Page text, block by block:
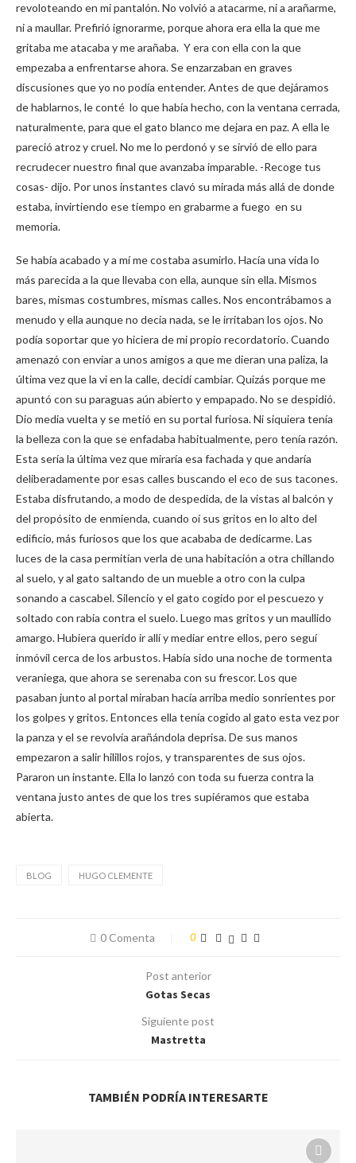
revoloteando en mi pantalón. No volvió a atacarme, ni a arañarme,
ni a maullar. Prefirió ignorarme, porque ahora era ella la que me
gritaba me atacaba y me arañaba. Yera con ella con la que
empezaba a enfrentarse ahora. Se enzarzaban en graves
discusiones que yo no podía entender. Antes de que dejáramos
de hablarnos, le conté lo que había hecho, con la ventana cerrada,
naturalmente, para que el gato blanco me dejara en paz. A ella le
pareció atroz y cruel. No me lo perdonó y se sirvió de ello para
recrudecer nuestro final que avanzaba imparable. -Recoge tus
cosas- dijo. Por unos instantes clavó su mirada más allá de donde
estaba, invirtiendo ese tiempo en grabarme a fuego en su
memoria.
Se había acabado y a mí me costaba asumirlo. Hacía una vida lo
más parecida a la que llevaba con ella, aunque sin ella. Mismos
bares, mismas costumbres, mismas calles. Nos encontrábamos a
menudo y ella aunque no decía nada, se le irritaban los ojos. No
podía soportar que yo hiciera de mi propio recordatorio. Cuando
amenazó con enviar a unos amigos a que me dieran una paliza, la
última vez que la vi en la calle, decidí cambiar. Quizás porque me
apuntó con su paraguas aún abierto y empapado. No se despidió.
Dio media vuelta y se metió en su portal furiosa. Ni siquiera tenía
la belleza con la que se enfadaba habitualmente, pero tenía razón.
Esta sería la última vez que miraría esa fachada y que andaría
deliberadamente por esas calles buscando el eco de sus tacones.
Estaba disfrutando, a modo de despedida, de la vistas al balcón y
del propósito de enmienda, cuando oí sus gritos en lo alto del
edificio, más furiosos que los que acababa de dedicarme. Las
luces de la casa permitían verla de una habitación a otra chillando
al suelo, y al gato saltando de un mueble a otro con la culpa
sonando a cascabel. Silencio y el gato cogido por el pescuezo y
soltado con rabia contra el suelo. Luego mas gritos y un maullido
amargo. Hubiera querido ir allí y mediar entre ellos, pero seguí
inmóvil cerca de los arbustos. Había sido una noche de tormenta
veraniega, que ahora se serenaba con su frescor. Los que
pasaban junto al portal miraban hacía arriba medio sonrientes por
los golpes y gritos. Entonces ella tenía cogido al gato esta vez por
la panza y el se revolvía arañándola deprisa. De sus manos
empezaron a salir hilillos rojos, y transparentes de sus ojos.
Pararon un instante. Ella lo lanzó con toda su fuerza contra la
ventana justo antes de que los tres supiéramos que estaba
abierta.
BLOG HUGO CLEMENTE
0 Comenta 0
Post anterior
Gotas Secas
Siguiente post
Mastretta
TAMBIÉN PODRÍA INTERESARTE